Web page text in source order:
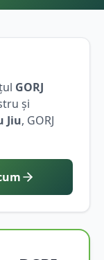
GORJ
și
Jiu, GORJ